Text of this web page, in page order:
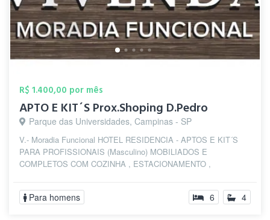
R$ 1.400,00 por mês
APTO E KIT´S Prox.Shoping D.Pedro
Parque das Universidades, Campinas - SP
V.- Moradia Funcional HOTEL RESIDENCIA - APTOS E KIT´S
PARA PROFISSIONAIS (Masculino) MOBILIADOS E
COMPLETOS COM COZINHA , ESTACIONAMENTO ,
Para homens 6 4